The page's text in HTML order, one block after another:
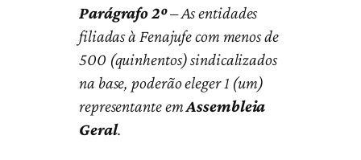
Parágrafo 2º– As entidades
filiadas à Fenajufe com menos de
500 (quinhentos) sindicalizados
na base, poderão eleger 1 (um)
representante emAssembleia
Geral.